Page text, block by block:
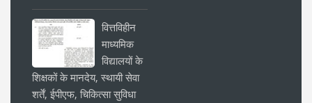
वित्तविहीन
माध्यमिक
विद्यालयों के
शिक्षकों के मानदेय, स्थायी सेवा
शर्तें, ईपीएफ, चिकित्सा सुविधा